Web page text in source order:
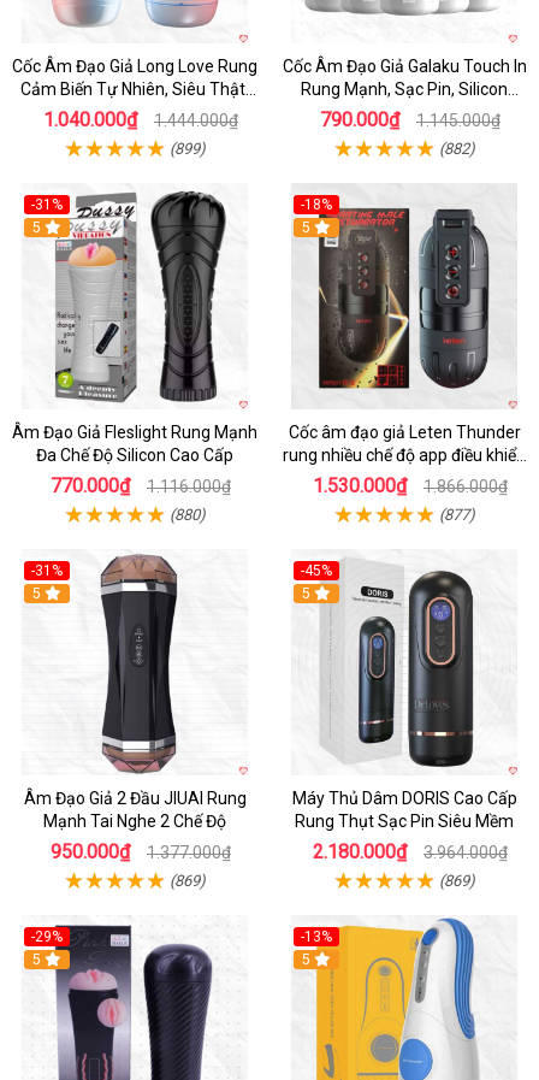
Cốc Âm Đạo Giả Long Love Rung
Cảm Biến Tự Nhiên, Siêu Thật,
Sướng
1.040.000₫ 1.444.000₫
(899)
Cốc Âm Đạo Giả Galaku Touch In
Rung Mạnh, Sạc Pin, Silicon
Mềm
790.000₫ 1.145.000₫
(882)
-31%
5
Âm Đạo Giả Fleslight Rung Mạnh
Đa Chế Độ Silicon Cao Cấp
770.000₫ 1.116.000₫
(880)
-18%
5
Cốc âm đạo giả Leten Thunder
rung nhiều chế độ app điều khiển
tiện lợi
1.530.000₫ 1.866.000₫
(877)
-31%
5
Âm Đạo Giả 2 Đầu JIUAI Rung
Mạnh Tai Nghe 2 Chế Độ
950.000₫ 1.377.000₫
(869)
-45%
Hot
5
Máy Thủ Dâm DORIS Cao Cấp
Rung Thụt Sạc Pin Siêu Mềm
2.180.000₫ 3.964.000₫
(869)
-29%
5
-13%
5